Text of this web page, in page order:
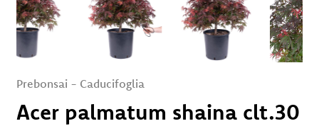
Rivenditori
Contatti
Area Privata
Prebonsai - Caducifoglia
Acer palmatum shaina clt.30